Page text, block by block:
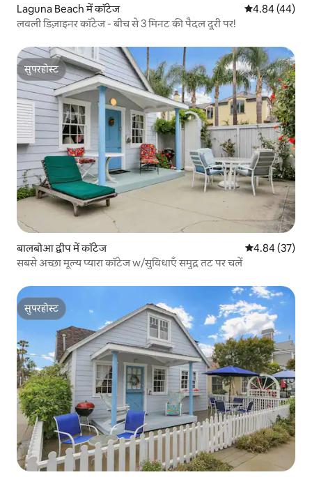
Laguna Beach में कॉटेज औसत रेटिंग 5 में
4.84 (44)
लवली डिज़ाइनर कॉटेज - बीच से 3 मिनट की पैदल दूरी पर!
सुपरहोस्ट
सुपरहोस्ट
बालबोआ द्वीप में कॉटेज औसत रेटिंग 5 में
4.84 (37)
सबसे अच्छा मूल्य प्यारा कॉटेज w/सुविधाएँ समुद्र तट पर चलें
सुपरहोस्ट
सुपरहोस्ट